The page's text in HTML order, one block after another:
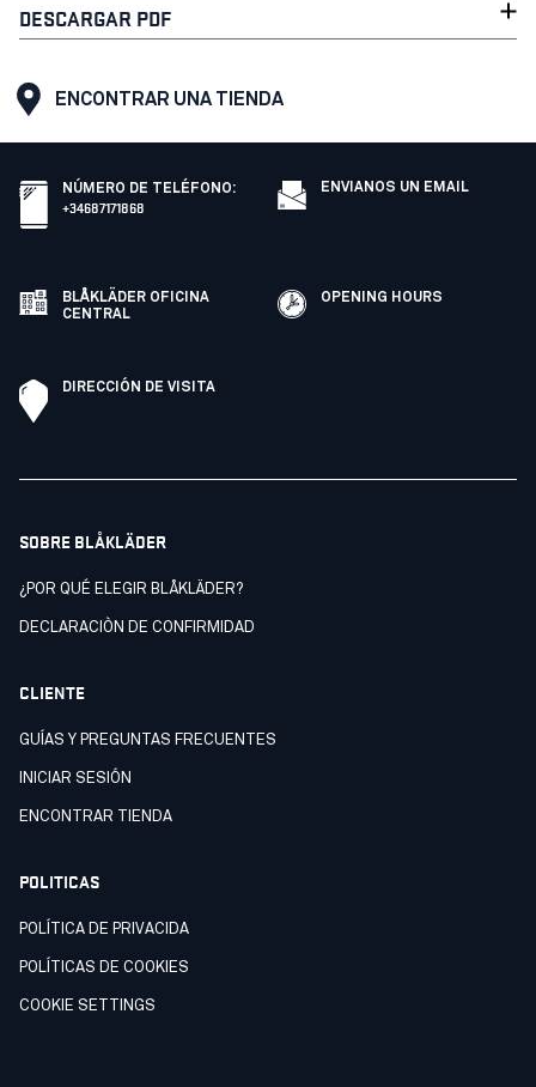
DESCARGAR PDF
ENCONTRAR UNA TIENDA
NÚMERO DE TELÉFONO:
+34687171868
ENVIANOS UN EMAIL
BLÅKLÄDER OFICINA
CENTRAL
OPENING HOURS
DIRECCIÓN DE VISITA
SOBRE BLÅKLÄDER
¿POR QUÉ ELEGIR BLÅKLÄDER?
DECLARACIÒN DE CONFIRMIDAD
CLIENTE
GUÍAS Y PREGUNTAS FRECUENTES
INICIAR SESIÓN
ENCONTRAR TIENDA
POLITICAS
POLÍTICA DE PRIVACIDA
POLÍTICAS DE COOKIES
COOKIE SETTINGS